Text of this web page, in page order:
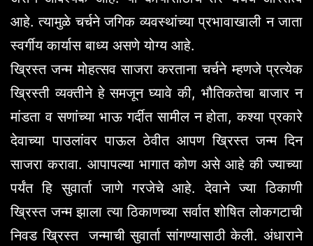
आहे. त्यामुळे चर्चने जगिक व्यवस्थांच्या प्रभावाखाली न जाता
स्वर्गीय कार्यास बाध्य असणे योग्य आहे.
ख्रिस्त जन्म मोहत्सव साजरा करताना चर्चने म्हणजे प्रत्येक
ख्रिस्ती व्यक्तीने हे समजून घ्यावे की, भौतिकतेचा बाजार न
मांडता व सणांच्या भाऊ गर्दीत सामील न होता, कश्या प्रकारे
देवाच्या पाउलांवर पाऊल ठेवीत आपण ख्रिस्त जन्म दिन
साजरा करावा. आपापल्या भागात कोण असे आहे की ज्याच्या
पर्यंत हि सुवार्ता जाणे गरजेचे आहे. देवाने ज्या ठिकाणी
ख्रिस्त जन्म झाला त्या ठिकाणच्या सर्वात शोषित लोकगटाची
निवड ख्रिस्त जन्माची सुवार्ता सांगण्यासाठी केली. अंधाराने